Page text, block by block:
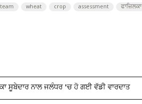
wheat crop assessment ਫਾਜ਼ਿਲਕਾ
ਸੂਬੇਦਾਰ ਨਾਲ ਜਲੰਧਰ 'ਚ ਹੋ ਗਈ ਵੱਡੀ ਵਾਰਦਾਤ